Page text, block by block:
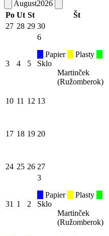
August2026
Po Ut St Št
27 28 29 30
3 4 5
6
Papier
Plasty
Sklo
Martinček
(Ružomberok)
10 11 12 13
17 18 19 20
24 25 26 27
31 1 2
3
Papier
Plasty
Sklo
Martinček
(Ružomberok)